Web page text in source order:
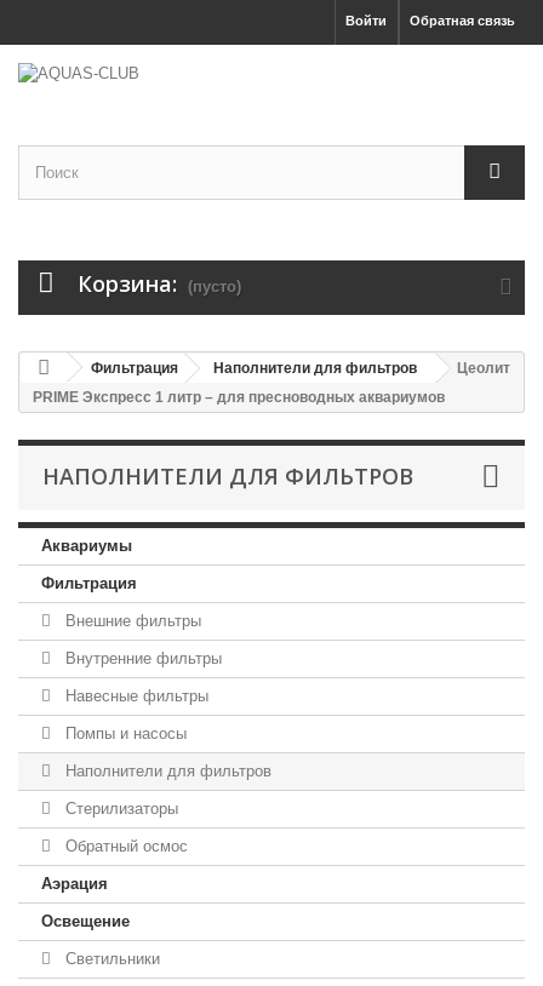
Обратная связь
Войти
Корзина: (пусто)
Фильтрация Наполнители для фильтров
Цеолит
PRIME Экспресс 1 литр – для пресноводных аквариумов
НАПОЛНИТЕЛИ ДЛЯ ФИЛЬТРОВ
Аквариумы
Фильтрация
Внешние фильтры
Внутренние фильтры
Навесные фильтры
Помпы и насосы
Наполнители для фильтров
Стерилизаторы
Обратный осмос
Аэрация
Освещение
Светильники